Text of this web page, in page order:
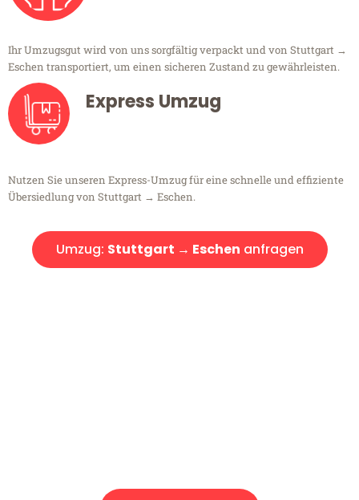
Ihr Umzugsgut wird von uns sorgfältig verpackt und von Stuttgart →
Eschen transportiert, um einen sicheren Zustand zu gewährleisten.
Express Umzug
Nutzen Sie unseren Express-Umzug für eine schnelle und effiziente
Übersiedlung von Stuttgart → Eschen.
Umzug: Stuttgart → Eschen anfragen